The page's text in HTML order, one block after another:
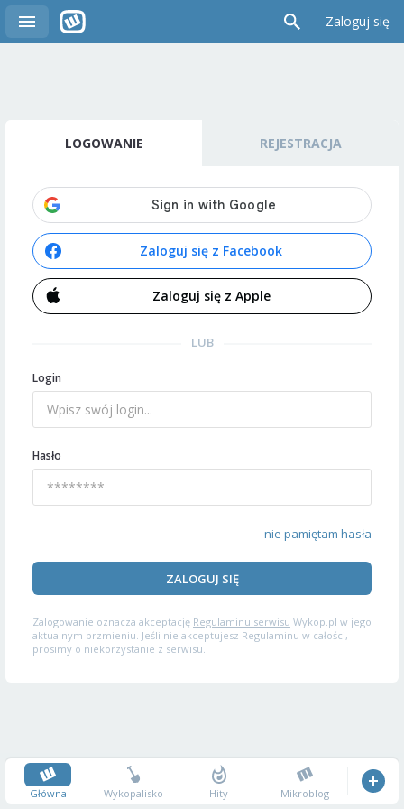
Zaloguj się
LOGOWANIE REJESTRACJA
Zaloguj się z Facebook
Zaloguj się z Apple
LUB
Login
Hasło
nie pamiętam hasła
ZALOGUJ SIĘ
Zalogowanie oznacza akceptację Regulaminu serwisu Wykop.pl w jego
aktualnym brzmieniu. Jeśli nie akceptujesz Regulaminu w całości,
prosimy o niekorzystanie z serwisu.
Główna Wykopalisko Hity Mikroblog